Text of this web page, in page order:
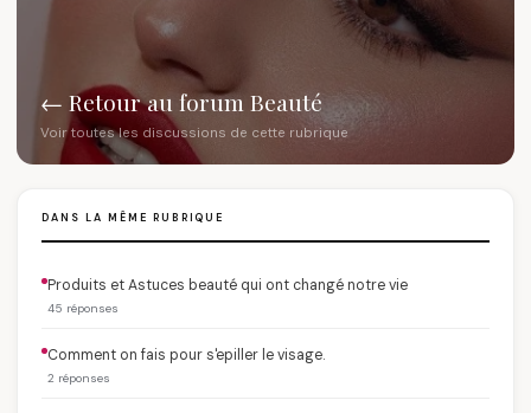
← Retour au forum Beauté
Voir toutes les discussions de cette rubrique
DANS LA MÊME RUBRIQUE
Produits et Astuces beauté qui ont changé notre vie
45 réponses
Comment on fais pour s'epiller le visage.
2 réponses